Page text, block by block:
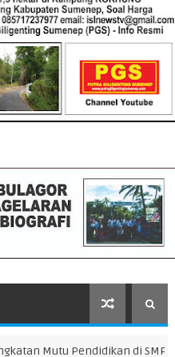
di SMP Darus Syifa